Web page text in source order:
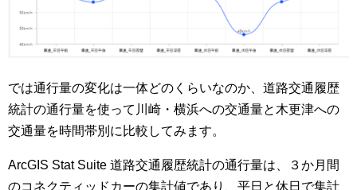
では通行量の変化は一体どのくらいなのか、道路交通履歴
統計の通行量を使って川崎・横浜への交通量と木更津への
交通量を時間帯別に比較してみます。
ArcGIS Stat Suite 道路交通履歴統計の通行量は、３か月間
のコネクティッドカーの集計値であり、平日と休日で集計